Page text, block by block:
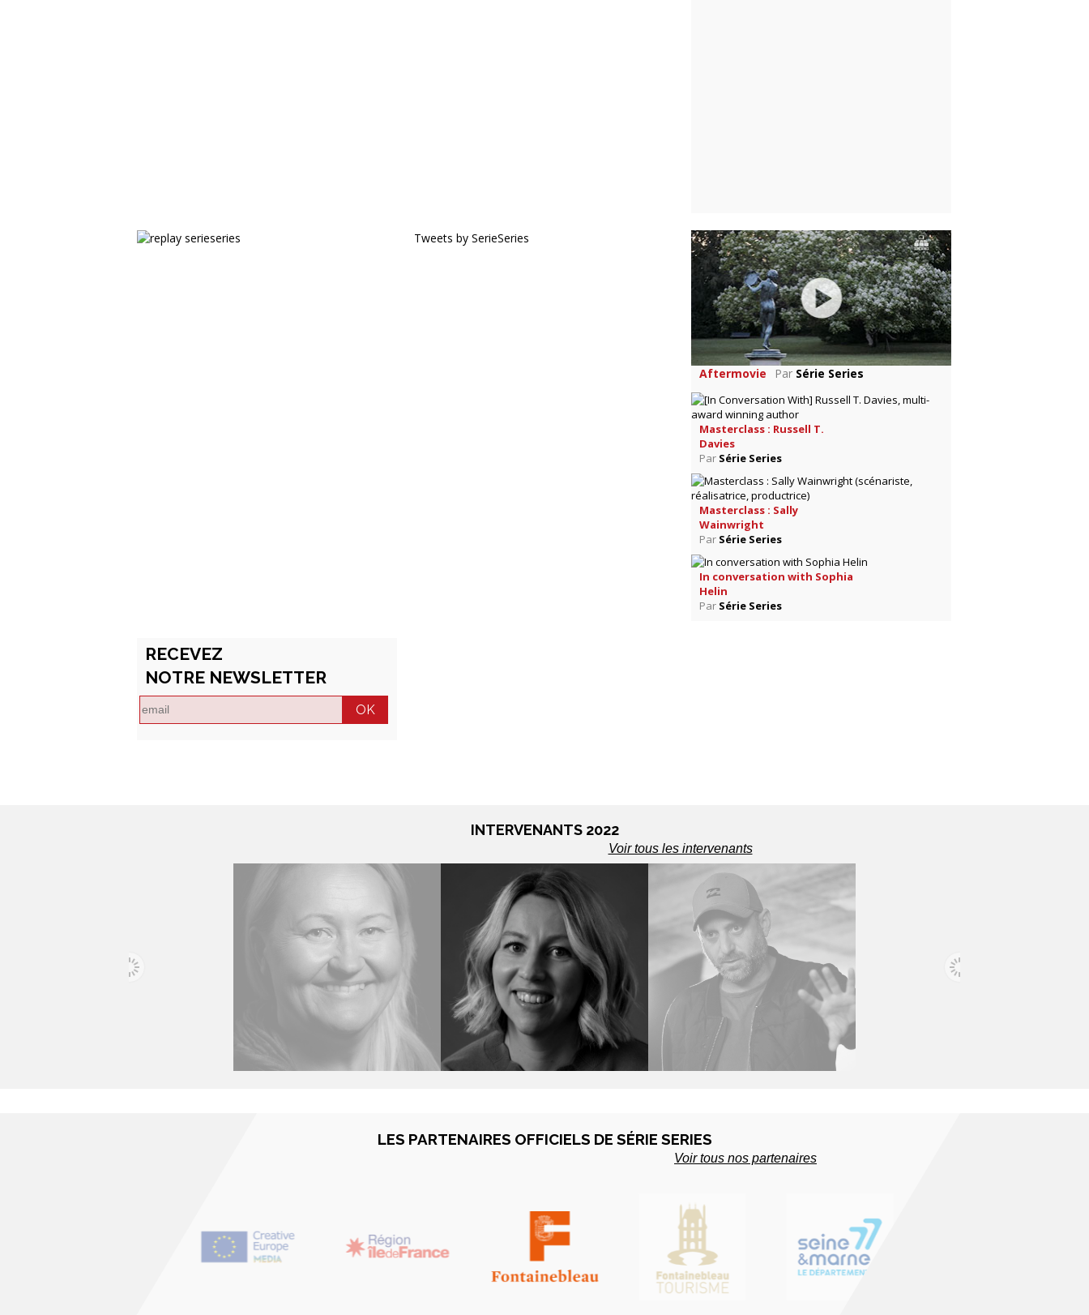
Tweets by SerieSeries
Aftermovie Par Série Series
Masterclass : Russell T.
Davies
Par Série Series
Masterclass : Sally
Wainwright
Par Série Series
In conversation with Sophia
Helin
Par Série Series
RECEVEZ
NOTRE NEWSLETTER
INTERVENANTS 2022
Voir tous les intervenants
LES PARTENAIRES OFFICIELS DE SÉRIE SERIES
Voir tous nos partenaires